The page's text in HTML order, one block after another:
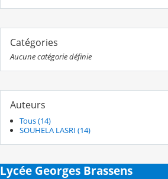
Catégories
Aucune catégorie définie
Auteurs
Tous (14)
SOUHELA LASRI (14)
Lycée Georges Brassens